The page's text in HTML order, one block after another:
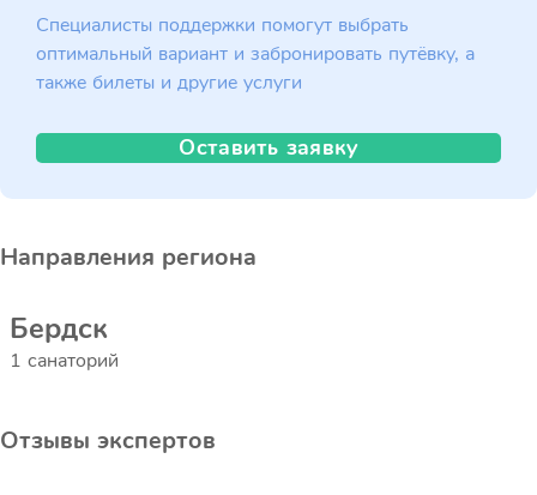
Специалисты поддержки помогут выбрать
оптимальный вариант и забронировать путёвку, а
также билеты и другие услуги
Оставить заявку
Направления региона
Бердск
1 санаторий
Отзывы экспертов